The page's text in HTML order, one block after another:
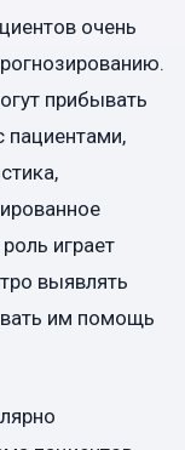
очень
прибывать
пациентами,
играет
выявлять
им помощь